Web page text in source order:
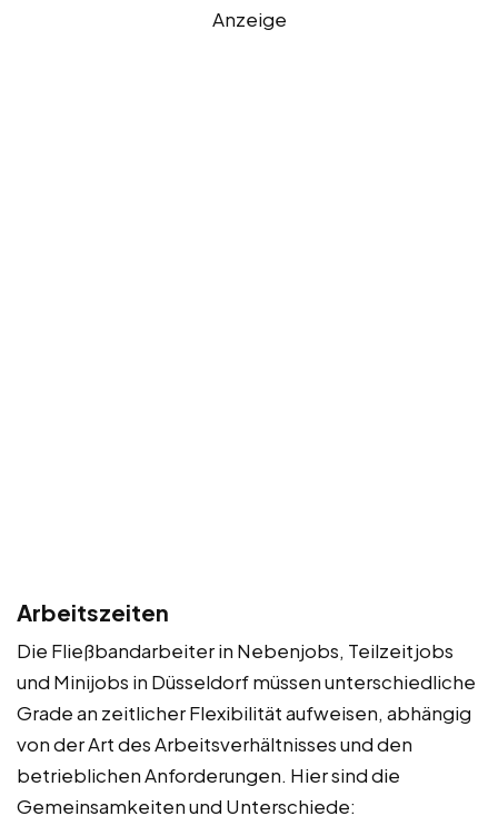
Anzeige
Arbeitszeiten
Die Fließbandarbeiter in Nebenjobs, Teilzeitjobs
und Minijobs in Düsseldorf müssen unterschiedliche
Grade an zeitlicher Flexibilität aufweisen, abhängig
von der Art des Arbeitsverhältnisses und den
betrieblichen Anforderungen. Hier sind die
Gemeinsamkeiten und Unterschiede: